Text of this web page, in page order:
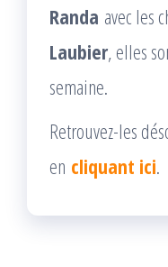
Randa avec les
Laubier, elles
semaine.
Retrouvez-les
en cliquant ici.